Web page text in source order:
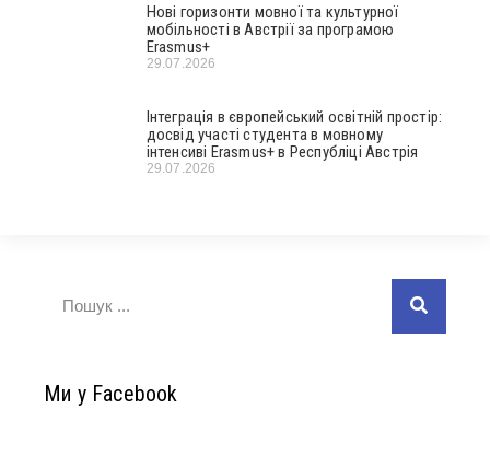
Нові горизонти мовної та культурної
мобільності в Австрії за програмою
Erasmus+
29.07.2026
Інтеграція в європейський освітній простір:
досвід участі студента в мовному
інтенсиві Erasmus+ в Республіці Австрія
29.07.2026
Ми у Facebook